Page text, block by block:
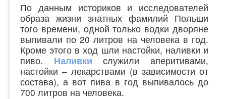
По данным историков и исследователей
образа жизни знатных фамилий Польши
того времени, одной только водки дворяне
выпивали по 20 литров на человека в год.
Кроме этого в ход шли настойки, наливки и
пиво. Наливкислужили аперитивами,
настойки – лекарствами (в зависимости от
состава), а вот пива в год выпивалось до
700 литров на человека.